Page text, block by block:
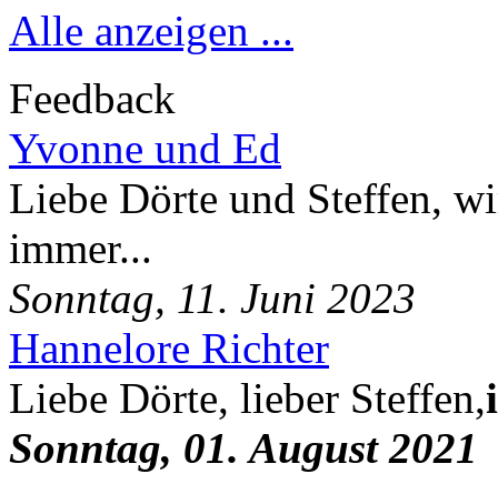
Alle anzeigen ...
Feedback
Yvonne und Ed
Liebe Dörte und Steffen,
immer...
Sonntag, 11. Juni 2023
Hannelore Richter
Liebe Dörte, lieber Steffen,
Sonntag, 01. August 2021